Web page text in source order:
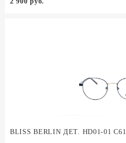
BLISS BERLIN ДЕТ. HD01-01 C61